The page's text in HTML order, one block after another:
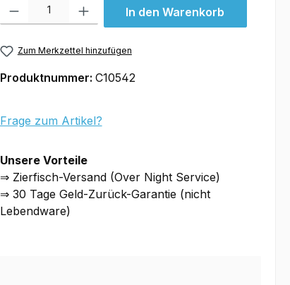
In den Warenkorb
Zum Merkzettel hinzufügen
Produktnummer: C10542
Frage zum Artikel?
Unsere Vorteile
⇒ Zierfisch-Versand (Over Night Service)
⇒ 30 Tage Geld-Zurück-Garantie (nicht
Lebendware)